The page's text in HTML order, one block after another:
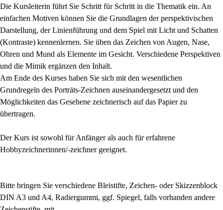
Die Kursleiterin führt Sie Schritt für Schritt in die Thematik ein. An
einfachen Motiven können Sie die Grundlagen der perspektivischen
Darstellung, der Linienführung und dem Spiel mit Licht und Schatten
(Kontraste) kennenlernen. Sie üben das Zeichen von Augen, Nase,
Ohren und Mund als Elemente im Gesicht. Verschiedene Perspektiven
und die Mimik ergänzen den Inhalt.
Am Ende des Kurses haben Sie sich mit den wesentlichen
Grundregeln des Porträts-Zeichnen auseinandergesetzt und den
Möglichkeiten das Gesehene zeichnerisch auf das Papier zu
übertragen.
Der Kurs ist sowohl für Anfänger als auch für erfahrene
Hobbyzeichnerinnen/-zeichner geeignet.
Bitte bringen Sie verschiedene Bleistifte, Zeichen- oder Skizzenblock
DIN A3 und A4, Radiergummi, ggf. Spiegel, falls vorhanden andere